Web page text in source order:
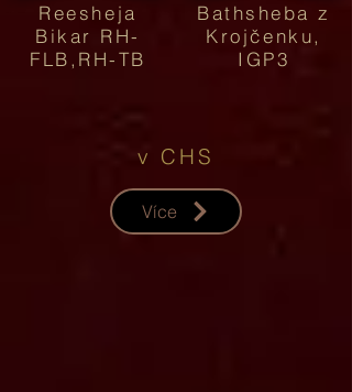
Reesheja
Bikar RH-
FLB,RH-TB
Bathsheba z
Krojčenku,
IGP3
v CHS
Více